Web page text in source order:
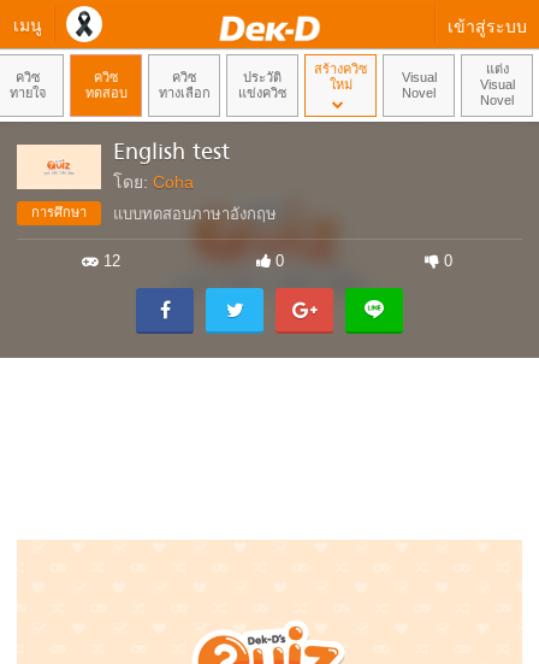
เมนู เข้าสู่ระบบ
ควิซ
ทายใจ
ควิซ
ทดสอบ
ควิซ
ทางเลือก
ประวัติ
แข่งควิซ
สร้างควิซ
ใหม่
Visual
Novel
แต่ง
Visual
Novel
การศึกษา
English test
โดย: Coha
แบบทดสอบภาษาอังกฤษ
12 0 0